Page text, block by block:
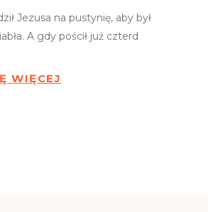
Jezusa na pustynię, aby był
A gdy pościł już czterd
WIĘCEJ